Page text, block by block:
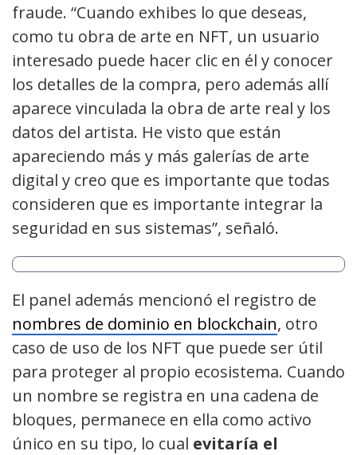
fraude. “Cuando exhibes lo que deseas,
como tu obra de arte en NFT, un usuario
interesado puede hacer clic en él y conocer
los detalles de la compra, pero además allí
aparece vinculada la obra de arte real y los
datos del artista. He visto que están
apareciendo más y más galerías de arte
digital y creo que es importante que todas
consideren que es importante integrar la
seguridad en sus sistemas”, señaló.
El panel además mencionó el registro de
nombres de dominio en blockchain, otro
caso de uso de los NFT que puede ser útil
para proteger al propio ecosistema. Cuando
un nombre se registra en una cadena de
bloques, permanece en ella como activo
único en su tipo, lo cual evitaría el